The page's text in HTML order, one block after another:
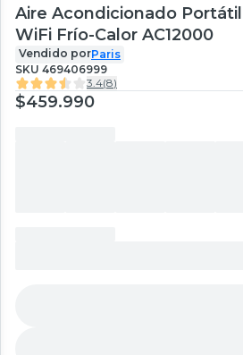
Aire Acondicionado Portátil
WiFi Frío-Calor AC12000
Vendido porParis
SKU 469406999
3.4(8)
$459.990